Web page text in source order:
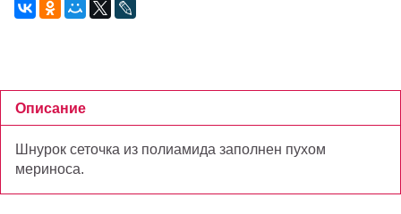
Описание
Шнурок сеточка из полиамида заполнен пухом
мериноса.